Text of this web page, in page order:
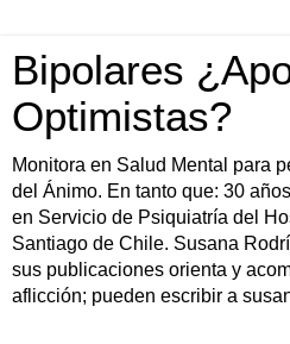
Bipolares
Optimistas?
Monitora en Salud Mental para
del Ánimo. En tanto que: 30
en Servicio de Psiquiatría del
Santiago de Chile. Susana
sus publicaciones orienta y
aflicción; pueden escribir a